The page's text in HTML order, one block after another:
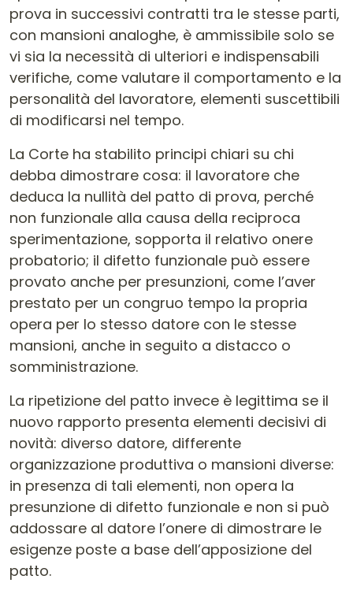
prova in successivi contratti tra le stesse parti,
con mansioni analoghe, è ammissibile solo se
vi sia la necessità di ulteriori e indispensabili
verifiche, come valutare il comportamento e la
personalità del lavoratore, elementi suscettibili
di modificarsi nel tempo.
La Corte ha stabilito principi chiari su chi
debba dimostrare cosa: il lavoratore che
deduca la nullità del patto di prova, perché
non funzionale alla causa della reciproca
sperimentazione, sopporta il relativo onere
probatorio; il difetto funzionale può essere
provato anche per presunzioni, come l’aver
prestato per un congruo tempo la propria
opera per lo stesso datore con le stesse
mansioni, anche in seguito a distacco o
somministrazione.
La ripetizione del patto invece è legittima se il
nuovo rapporto presenta elementi decisivi di
novità: diverso datore, differente
organizzazione produttiva o mansioni diverse:
in presenza di tali elementi, non opera la
presunzione di difetto funzionale e non si può
addossare al datore l’onere di dimostrare le
esigenze poste a base dell’apposizione del
patto.